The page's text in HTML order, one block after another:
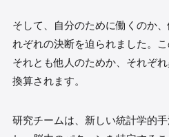
そして、自分のために働くのか
れぞれの決断を迫られました。
それとも他人のためか、それぞ
換算されます。
研究チームは、新しい統計学的